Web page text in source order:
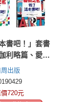
書吧！」套書
利略篇、愛因
達哥拉斯篇、
出版
720元